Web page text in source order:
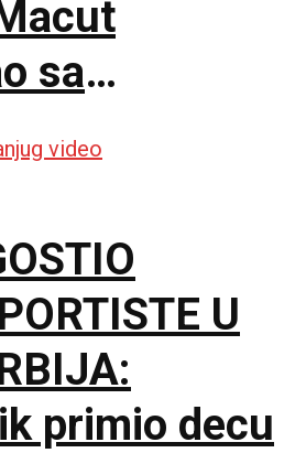
sa
Namibije
U
primio decu